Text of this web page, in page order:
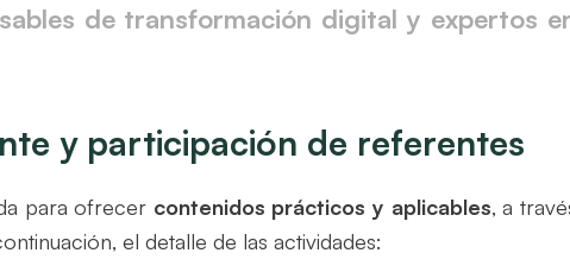
de transformación digital y expertos
y participación de referentes
para ofrecer contenidos prácticos y aplicables, a
el detalle de las actividades: